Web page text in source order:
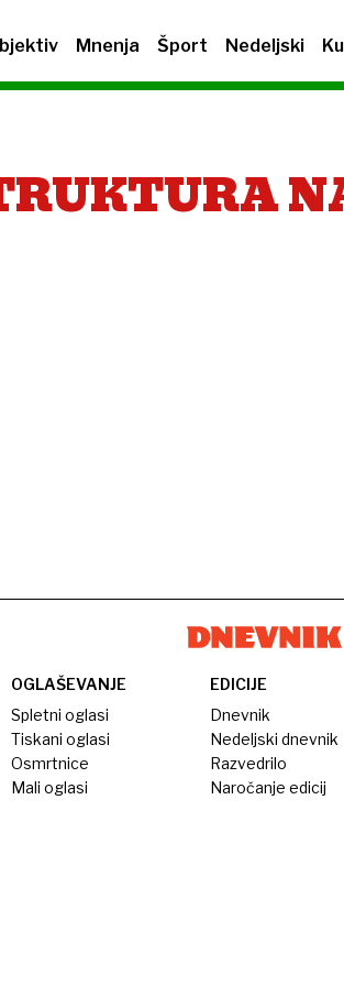
Mnenja Šport Nedeljski
OGLAŠEVANJE
Spletni oglasi
Tiskani oglasi
Osmrtnice
Mali oglasi
EDICIJE
Dnevnik
Nedeljski dnevnik
Razvedrilo
Naročanje edicij